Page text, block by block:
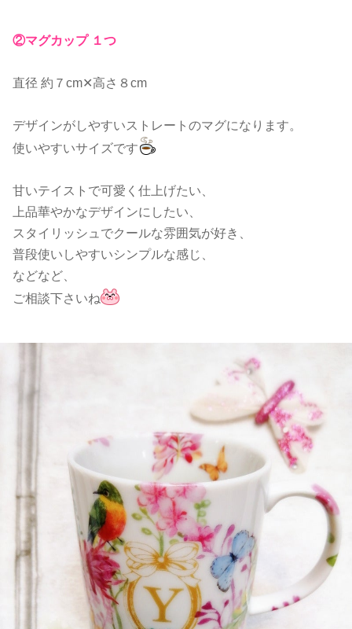
②マグカップ １つ
直径 約７cm✕高さ８cm
デザインがしやすいストレートのマグになります。
使いやすいサイズです
甘いテイストで可愛く仕上げたい、
上品華やかなデザインにしたい、
スタイリッシュでクールな雰囲気が好き、
普段使いしやすいシンプルな感じ、
などなど、
ご相談下さいね